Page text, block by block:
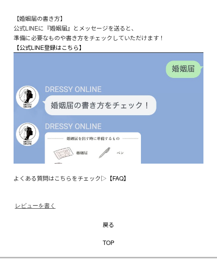
【婚姻届の書き方】
公式LINEに『婚姻届』とメッセージを送ると、
準備に必要なものや書き方をチェックしていただけます！
【公式LINE登録はこちら】
よくある質問はこちらをチェック▷ 【FAQ】
レビューを書く
戻る
TOP